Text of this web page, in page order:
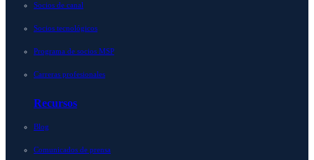
Socios de canal
Socios tecnológicos
Programa de socios MSP
Carreras profesionales
Recursos
Blog
Comunicados de prensa